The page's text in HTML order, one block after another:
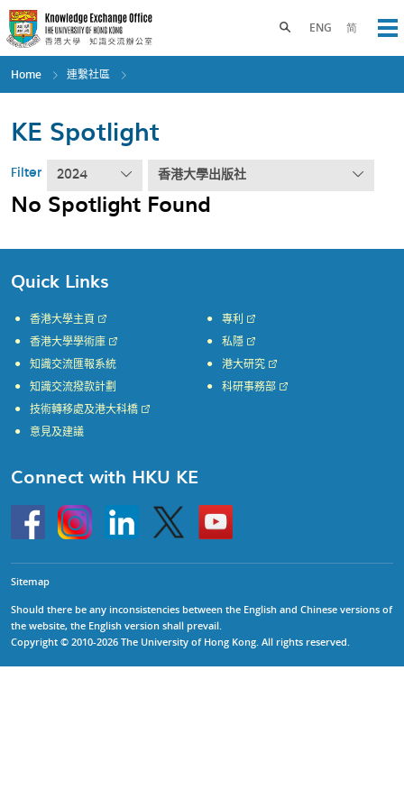
Skip
to
main
content
ENG 简
Toggle search panel
Home 連繫社區
KE Spotlight
Filter 2024 香港大學出版社
No Spotlight Found
Quick Links
香港大學主頁
香港大學學術庫
知識交流匯報系統
知識交流撥款計劃
專利
私隱
港大研究
科研事務部
技術轉移處及港大科橋
意見及建議
Connect with HKU KE
HKU
InstagramLinkedin Twitter
Go
to
HKU
Sitemap
Should there be any inconsistencies between the English and Chinese versions of
the website, the English version shall prevail.
Copyright © 2010-2026 The University of Hong Kong. All rights reserved.